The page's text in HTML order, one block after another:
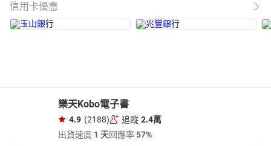
信用卡優惠
樂天Kobo電子書
4.9 (2188) 追蹤 2.4萬
出貨速度 1 天回應率57%